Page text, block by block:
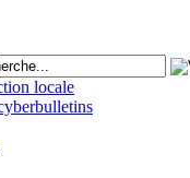
locale